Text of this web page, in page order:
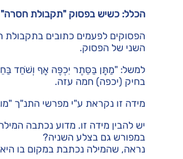
הכלל: כשיש בפסוק "תקבולת
הפסוקים לפעמים כתובים
השני של הפסוק.
למשל: "מַתָּן בַּסֵּתֶר יִכְפֶּה אָף וְשֹׁחַד
בחיק (יכפה) חמה עזה.
מידה זו נקראת ע"י מפרשי התנ"ך
יש להבין מידה זו. מדוע נכתבה
במפורש גם בצלע השניה?
נראה, שהמילה נכתבת במקום בו היא